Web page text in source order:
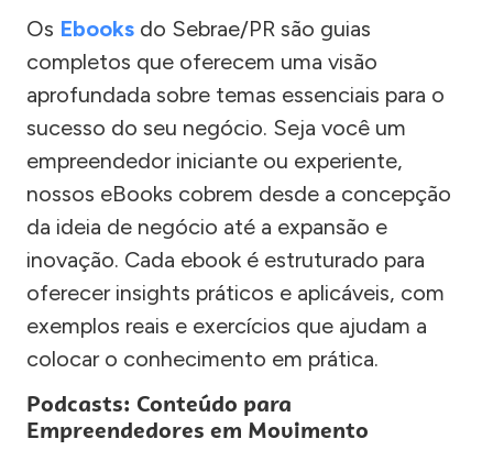
Os Ebooks do Sebrae/PR são guias
completos que oferecem uma visão
aprofundada sobre temas essenciais para o
sucesso do seu negócio. Seja você um
empreendedor iniciante ou experiente,
nossos eBooks cobrem desde a concepção
da ideia de negócio até a expansão e
inovação. Cada ebook é estruturado para
oferecer insights práticos e aplicáveis, com
exemplos reais e exercícios que ajudam a
colocar o conhecimento em prática.
Podcasts: Conteúdo para
Empreendedores em Movimento